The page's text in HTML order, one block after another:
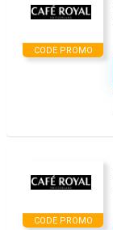
CODE PROMO
CODE PROMO